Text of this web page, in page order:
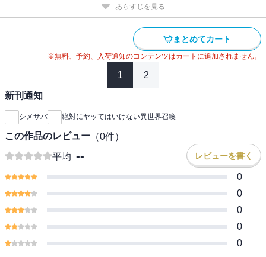
あらすじを見る
まとめてカート
※無料、予約、入荷通知のコンテンツはカートに追加されません。
1 2
新刊通知
シメサバ 絶対にヤッてはいけない異世界召喚
この作品のレビュー （0件）
平均 -- レビューを書く
0
0
0
0
0